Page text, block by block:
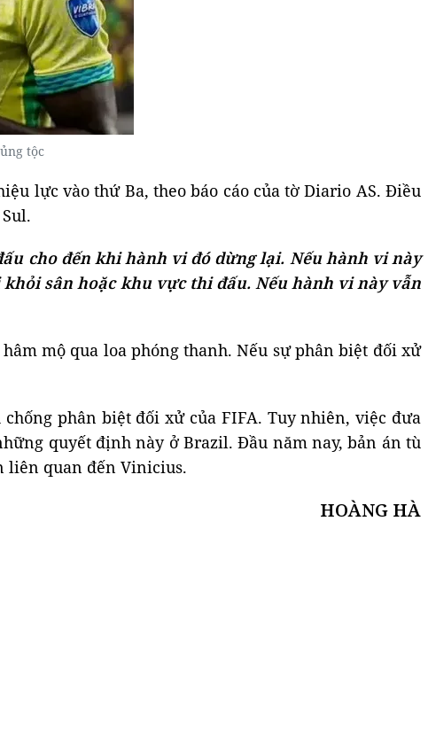
tộc
lực vào thứ Ba, theo báo cáo của tờ Diario AS. Điều
cho đến khi hành vi đó dừng lại. Nếu hành vi này
sân hoặc khu vực thi đấu. Nếu hành vi này vẫn
mộ qua loa phóng thanh. Nếu sự phân biệt đối xử
phân biệt đối xử của FIFA. Tuy nhiên, việc đưa
quyết định này ở Brazil. Đầu năm nay, bản án tù
liên quan đến Vinicius.
HOÀNG HÀ